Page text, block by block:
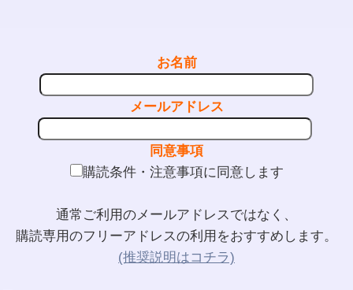
お名前
メールアドレス
同意事項
購読条件・注意事項に同意します
通常ご利用のメールアドレスではなく、
購読専用のフリーアドレスの利用をおすすめします。
(推奨説明はコチラ)